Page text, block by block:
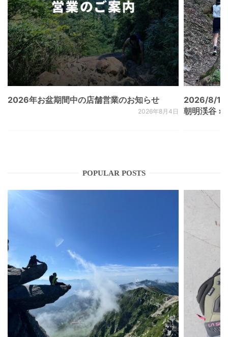
2026年お盆期間中の店舗営業のお知らせ
2026年8月4日
2026/8/
朝明渓谷 ×
POPULAR POSTS